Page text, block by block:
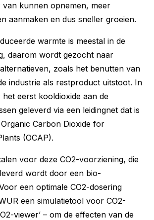
van kunnen opnemen, meer
aanmaken en dus sneller groeien.
warmte is meestal in de
daarom wordt gezocht naar
zoals het benutten van
industrie als restproduct uitstoot. In
eerst kooldioxide aan de
geleverd via een leidingnet dat is
Carbon Dioxide for
(OCAP).
voor deze CO2-voorziening, die
wordt door een bio-
een optimale CO2-dosering
een simulatietool voor CO2-
viewer’ – om de effecten van de